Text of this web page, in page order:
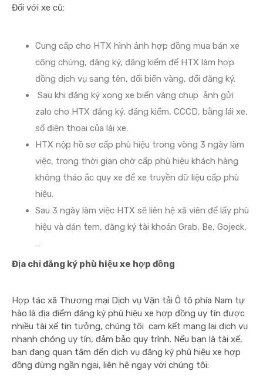
Đối với xe cũ:
Cung cấp cho HTX hình ảnh hợp đồng mua bán xe
công chứng, đăng ký, đăng kiểm để HTX làm hợp
đồng dịch vụ sang tên, đổi biển vàng, đổi đăng ký.
Sau khi đăng ký xong xe biển vàng chụp ảnh gửi
zalo cho HTX đăng ký, đăng kiểm, CCCD, bằng lái xe,
số điện thoại của lái xe.
HTX nộp hồ sơ cấp phù hiệu trong vòng 3 ngày làm
việc, trong thời gian chờ cấp phù hiệu khách hàng
không tháo ắc quy xe để xe truyền dữ liệu cấp phù
hiệu.
Sau 3 ngày làm việc HTX sẽ liên hệ xã viên để lấy phù
hiệu và dán tem, đăng ký tài khoản Grab, Be, Gojeck,
…
Địa chỉ đăng ký phù hiệu xe hợp đồng
Hợp tác xã Thương mại Dịch vụ Vận tải Ô tô phía Nam tự
hào là địa điểm đăng ký phù hiệu xe hợp đồng uy tín được
nhiều tài xế tin tưởng, chúng tôi cam kết mang lại dịch vụ
nhanh chóng uy tín, đảm bảo quy trình. Nếu bạn là tài xế,
bạn đang quan tâm đến dịch vụ đăng ký phù hiệu xe hợp
đồng đừng ngần ngại, liên hệ ngay với chúng tôi: